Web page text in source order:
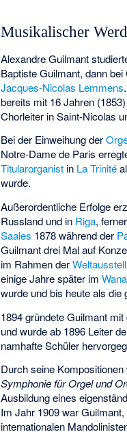
Musikalischer
Alexandre Guilmant
Baptiste Guilmant, dann bei
Jacques-Nicolas Lemmens
bereits mit 16 Jahren
Chorleiter in Saint-Nicolas
Bei der Einweihung der
Notre-Dame de Paris
Titularorganist in La Trinité
wurde.
Außerordentliche Erfolge
Russland und in Riga,
Saales 1878 während der
Guilmant drei Mal auf
im Rahmen der
einige Jahre später im
wurde und bis heute als die
1894 gründete Guilmant
und wurde ab 1896 Leiter
namhafte Schüler
Durch seine
Symphonie für Orgel und
Ausbildung eines
Im Jahr 1909 war
internationalen